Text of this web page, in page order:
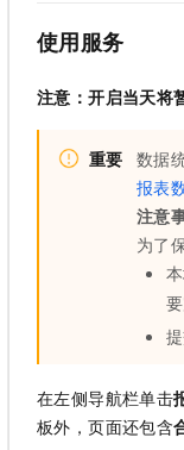
使用服务
注意：开启当天将
重要 数据
报表
注意
为了
在左侧导航栏单击
板外，页面还包含